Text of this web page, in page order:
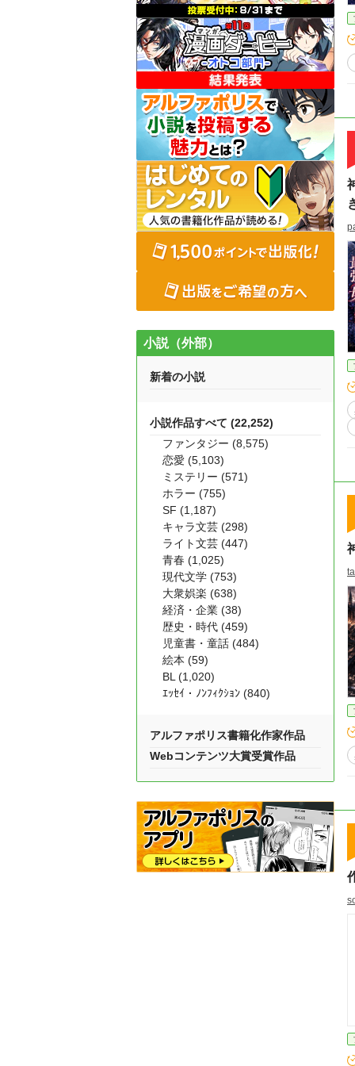
小説（外部）
新着の小説
小説作品すべて (22,252)
ファンタジー (8,575)
恋愛 (5,103)
ミステリー (571)
ホラー (755)
SF (1,187)
キャラ文芸 (298)
ライト文芸 (447)
青春 (1,025)
現代文学 (753)
大衆娯楽 (638)
経済・企業 (38)
歴史・時代 (459)
児童書・童話 (484)
絵本 (59)
BL (1,020)
ｴｯｾｲ・ﾉﾝﾌｨｸｼｮﾝ (840)
アルファポリス書籍化作家作品
Webコンテンツ大賞受賞作品